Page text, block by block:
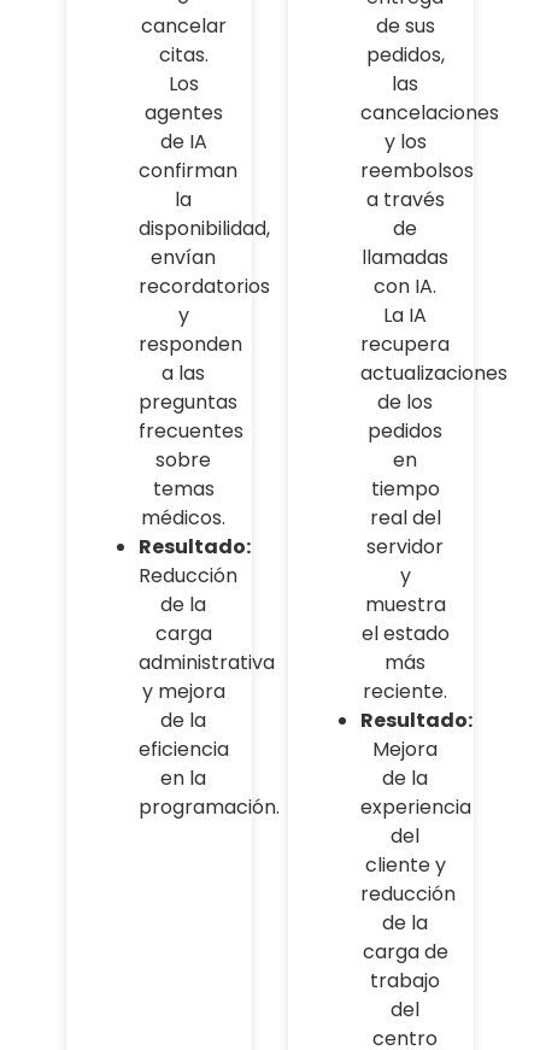
cancelar
citas.
Los
agentes
de IA
confirman
la
disponibilidad,
envían
recordatorios
y
responden
a las
preguntas
frecuentes
sobre
temas
médicos.
Resultado:
Reducción
de la
carga
administrativa
y mejora
de la
eficiencia
en la
programación.
de sus
pedidos,
las
cancelaciones
y los
reembolsos
a través
de
llamadas
con IA.
La IA
recupera
actualizaciones
de los
pedidos
en
tiempo
real del
servidor
y
muestra
el estado
más
reciente.
Resultado:
Mejora
de la
experiencia
del
cliente y
reducción
de la
carga de
trabajo
del
centro